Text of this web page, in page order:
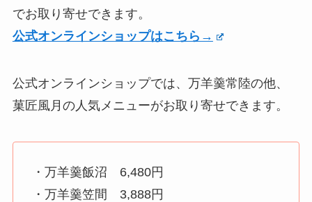
でお取り寄せできます。
公式オンラインショップはこちら→
公式オンラインショップでは、万羊羹常陸の他、
菓匠風月の人気メニューがお取り寄せできます。
・万羊羹飯沼 6,480円
・万羊羹笠間 3,888円